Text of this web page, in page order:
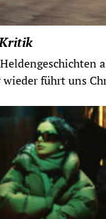
Kritik
führt uns